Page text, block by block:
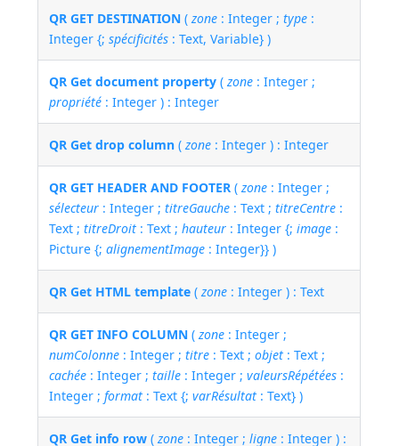
QR GET DESTINATION (zone : Integer ;type :
Integer {;spécificités : Text, Variable} )
QR Get document property (zone : Integer ;
propriété : Integer ) : Integer
QR Get drop column (zone : Integer ) : Integer
QR GET HEADER AND FOOTER (zone : Integer ;
sélecteur : Integer ;titreGauche : Text ;titreCentre :
Text ;titreDroit : Text ;hauteur : Integer {;image :
Picture {;alignementImage : Integer}} )
QR Get HTML template (zone : Integer ) : Text
QR GET INFO COLUMN (zone : Integer ;
numColonne : Integer ;titre : Text ;objet : Text ;
cachée : Integer ;taille : Integer ;valeursRépétées :
Integer ;format : Text {;varRésultat : Text} )
QR Get info row (zone : Integer ;ligne : Integer ) :